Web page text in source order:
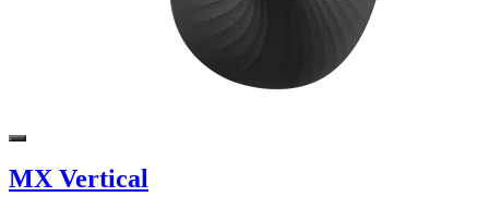
MX Vertical